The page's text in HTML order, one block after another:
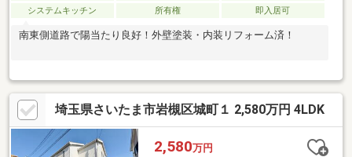
システムキッチン
所有権 即入居可
南東側道路で陽当たり良好！外壁塗装・内装リフォーム済！
埼玉県さいたま市岩槻区城町１ 2,580万円 4LDK
2,580万円